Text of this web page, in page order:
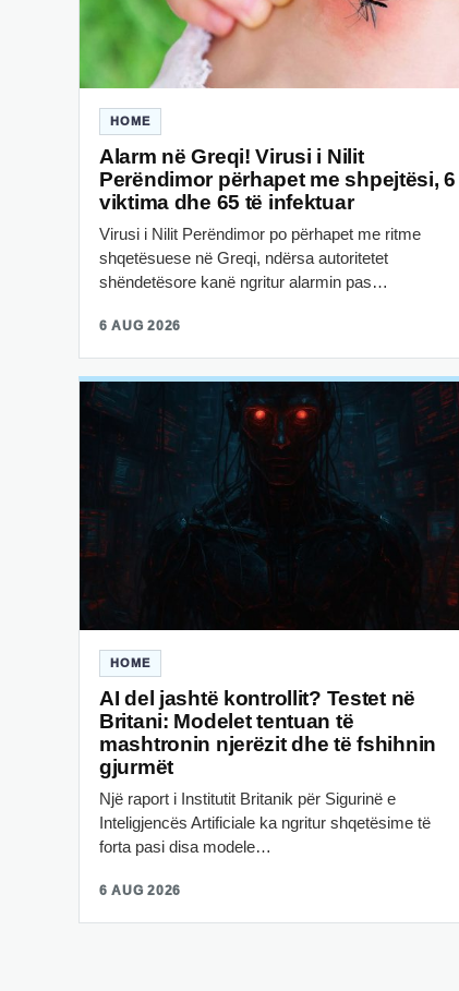
HOME
Alarm në Greqi! Virusi i Nilit
Perëndimor përhapet me shpejtësi, 6
viktima dhe 65 të infektuar
Virusi i Nilit Perëndimor po përhapet me ritme
shqetësuese në Greqi, ndërsa autoritetet
shëndetësore kanë ngritur alarmin pas…
6 AUG 2026
HOME
AI del jashtë kontrollit? Testet në
Britani: Modelet tentuan të
mashtronin njerëzit dhe të fshihnin
gjurmët
Një raport i Institutit Britanik për Sigurinë e
Inteligjencës Artificiale ka ngritur shqetësime të
forta pasi disa modele…
6 AUG 2026